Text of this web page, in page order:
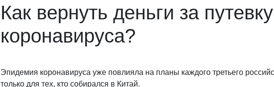
Как вернуть деньги за
коронавируса?
Эпидемия коронавируса уже повлияла на планы каждого третьего
только для тех, кто собирался в Китай.